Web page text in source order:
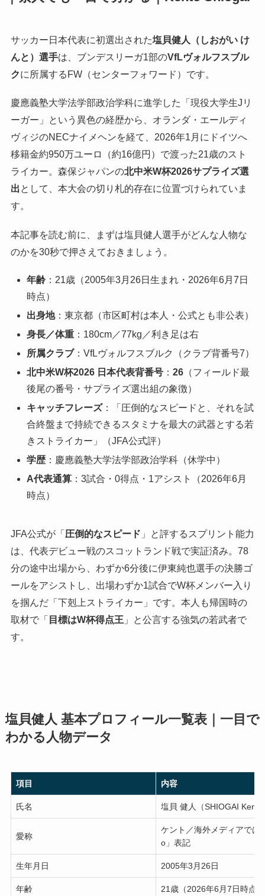
サッカー日本代表に初選出された塩貝健人（しおがい け
んと）選手は、ブンデスリーガ1部のVfLヴォルフスブル
クに所属するFW（センターフォワード）です。
慶應義塾大学法学部政治学科に進学した「現役大学生Jリ
ーガー」という異色の経歴から、オランダ・エールディ
ヴィジのNECナイメヘンを経て、2026年1月にドイツへ
移籍金約950万ユーロ（約16億円）で渡った21歳のスト
ライカー。森保ジャパンの北中米W杯2026サプライズ選
出として、本大会の切り札的存在に位置づけられていま
す。
本記事を読む前に、まずは塩貝健人選手がどんな人物な
のかを30秒で押さえておきましょう。
年齢：21歳（2005年3月26日生まれ・2026年6月7日
時点）
出身地：東京都（市区町村は本人・公式とも非公表）
身長／体重：180cm／77kg／利き足は右
所属クラブ：VfLヴォルフスブルク（クラブ背番号7）
北中米W杯2026 日本代表背番号： 26（フィールド最
後尾の番号・サプライズ選出組の象徴）
キャッチフレーズ：「圧倒的なスピードと、それを試
合終盤まで持続できるスタミナを最大の武器とする若
きストライカー」（JFA公式評）
学歴：慶應義塾大学法学部政治学科（休学中）
A代表通算：3試合・0得点・1アシスト（2026年6月
時点）
JFA公式が「 圧倒的なスピード 」と評するスプリント能力
は、代表デビュー戦のスコットランド戦で実証済み。78
分の途中出場から、わずか6分後に伊東純也選手の決勝ゴ
ールをアシストし、出場わずか1試合でW杯メンバー入り
を掴んだ「下剋上ストライカー」です。本人も帰国時の
取材で「 目標はW杯得点王」と公言する強気の若武者で
す。
塩貝健人 基本プロフィール一覧表｜一目で
わかる人物データ
項目 内容
氏名 塩貝 健人（SHIOGAI Kento
愛称
ケント／海外メディアでは
o」表記
生年月日 2005年3月26日
年齢 21歳（2026年6月7日時点）